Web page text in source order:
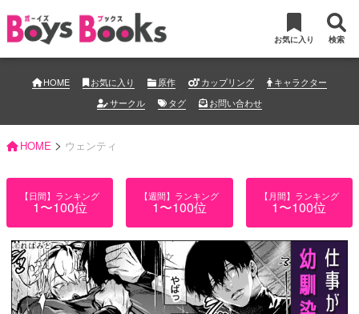
お気に入り 検索
HOME お気に入り 原作 カップリング
キャラクター
サークル
タグ お問い合わせ
HOME > ウェンティ
【日間】ランキング
1〜100位
【週間】ランキング
1〜100位
【月間】ランキング
1〜100位